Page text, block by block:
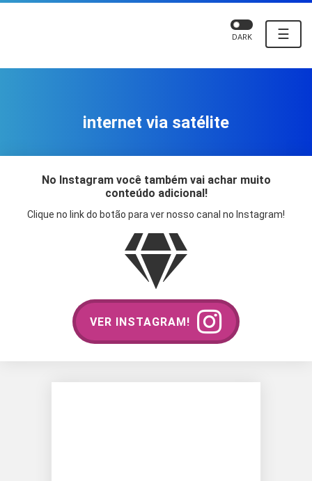
☰
DARK
internet via satélite
No Instagram você também vai achar muito
conteúdo adicional!
Clique no link do botão para ver nosso canal no Instagram!
VER INSTAGRAM!